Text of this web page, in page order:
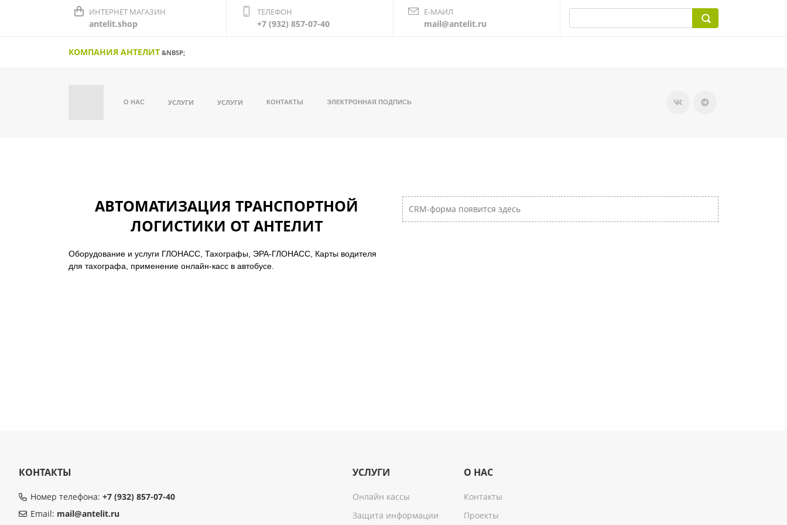
ИНТЕРНЕТ МАГАЗИН
antelit.shop
ТЕЛЕФОН
+7 (932) 857-07-40
Е-МАИЛ
mail@antelit.ru
КОМПАНИЯ АНТЕЛИТ &NBSP;
О НАС УСЛУГИ УСЛУГИ КОНТАКТЫ ЭЛЕКТРОННАЯ ПОДПИСЬ
АВТОМАТИЗАЦИЯ ТРАНСПОРТНОЙ
ЛОГИСТИКИ ОТ АНТЕЛИТ
Оборудование и услуги ГЛОНАСС, Тахографы, ЭРА-ГЛОНАСС, Карты водителя
для тахографа, применение онлайн-касс в автобусе.
CRM-форма появится здесь
КОНТАКТЫ
Номер телефона: +7 (932) 857-07-40
Email: mail@antelit.ru
УСЛУГИ
Онлайн кассы
Защита информации
О НАС
Контакты
Проекты